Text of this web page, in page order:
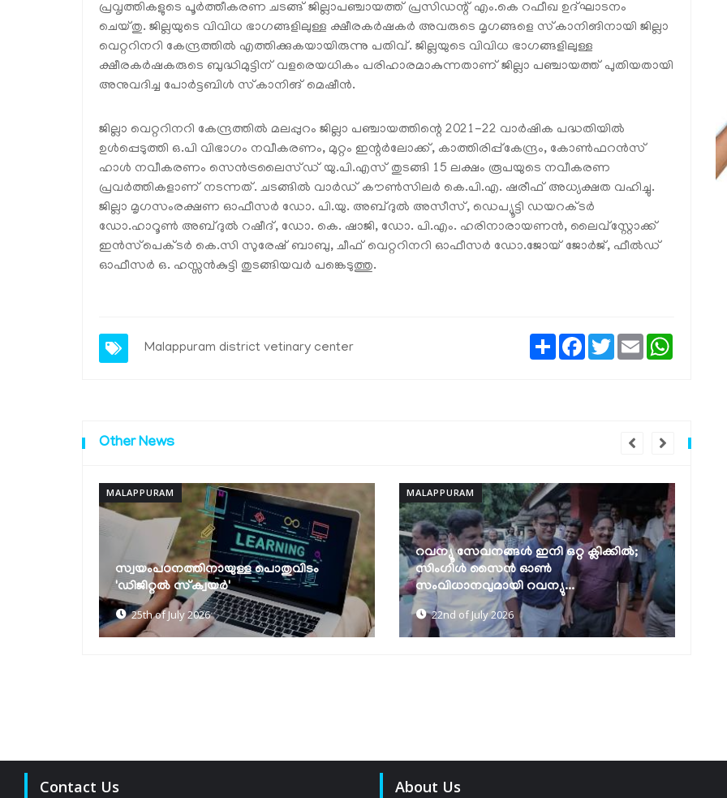
പ്രവൃത്തികളുടെ പൂർത്തീകരണ ചടങ്ങ് ജില്ലാപഞ്ചായത്ത് പ്രസിഡന്റ് എം.കെ റഫീഖ ഉദ്ഘാടനം
ചെയ്തു. ജില്ലയുടെ വിവിധ ഭാഗങ്ങളിലുള്ള ക്ഷീരകർഷകർ അവരുടെ മൃഗങ്ങളെ സ്‌കാനിങിനായി ജില്ലാ
വെറ്ററിനറി കേന്ദ്രത്തിൽ എത്തിക്കുകയായിരുന്നു പതിവ്. ജില്ലയുടെ വിവിധ ഭാഗങ്ങളിലുള്ള
ക്ഷീരകർഷകരുടെ ബുദ്ധിമുട്ടിന് വളരെയധികം പരിഹാരമാകുന്നതാണ് ജില്ലാ പഞ്ചായത്ത് പുതിയതായി
അനുവദിച്ച പോർട്ടബിൾ സ്‌കാനിങ് മെഷീൻ.
ജില്ലാ വെറ്ററിനറി കേന്ദ്രത്തിൽ മലപ്പുറം ജില്ലാ പഞ്ചായത്തിന്റെ 2021-22 വാർഷിക പദ്ധതിയിൽ
ഉൾപ്പെടുത്തി ഒ.പി വിഭാഗം നവീകരണം, മുറ്റം ഇന്റർലോക്ക്, കാത്തിരിപ്പ്‌കേന്ദ്രം, കോൺഫറൻസ്
ഹാൾ നവീകരണം സെൻട്രലൈസ്ഡ് യു.പി.എസ് തുടങ്ങി 15 ലക്ഷം രൂപയുടെ നവീകരണ
പ്രവർത്തികളാണ് നടന്നത്. ചടങ്ങിൽ വാർഡ് കൗൺസിലർ കെ.പി.എ. ഷരീഫ് അധ്യക്ഷത വഹിച്ചു.
ജില്ലാ മൃഗസംരക്ഷണ ഓഫീസർ ഡോ. പി.യു. അബ്ദുൽ അസീസ്, ഡെപ്യൂട്ടി ഡയറക്ടർ
ഡോ.ഹാറൂൺ അബ്ദുൽ റഷീദ്, ഡോ. കെ. ഷാജി, ഡോ. പി.എം. ഹരിനാരായണൻ, ലൈവ്‌സ്റ്റോക്ക്
ഇൻസ്‌പെക്ടർ കെ.സി സുരേഷ് ബാബു, ചീഫ് വെറ്ററിനറി ഓഫീസർ ഡോ.ജോയ് ജോർജ്, ഫീൽഡ്
ഓഫീസർ ഒ. ഹസ്സൻകുട്ടി തുടങ്ങിയവർ പങ്കെടുത്തു.
Malappuram district vetinary center
ShareFacebook
TwitterEmail
Other News
MALAPPURAM
റവന്യൂ സേവനങ്ങള്‍ ഇനി ഒറ്റ ക്ലിക്കില്‍;
സിംഗിള്‍ സൈന്‍ ഓണ്‍
സംവിധാനവുമായി റവന്യു...
22nd of July 2026
MALAPPURAM
പട്ടയവിതരണവും സ്മാർട്ട് വില്ലേജ്
നിർമ്മാണവും വേഗത്തിലാക്കാൻ
നിർദ്ദേശം നൽകി...
22nd of July 2026
Contact Us About Us